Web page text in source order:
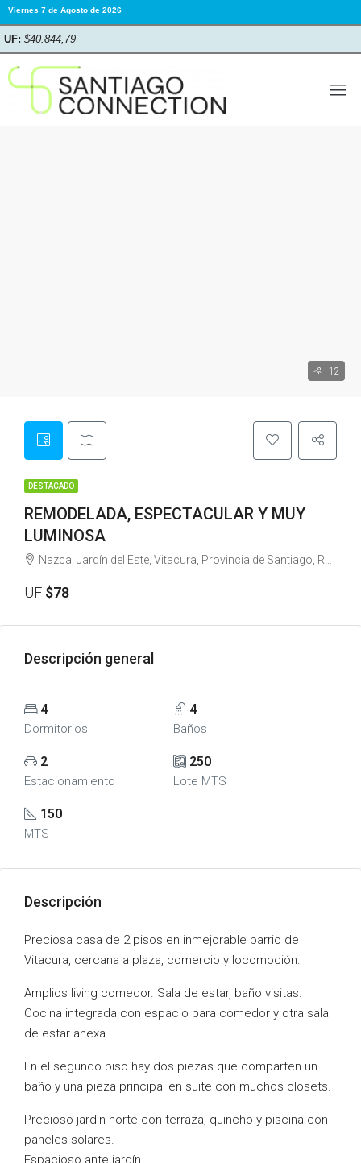
Viernes 7 de Agosto de 2026
UF: $40.844,79
12
DESTACADO
REMODELADA, ESPECTACULAR Y MUY
LUMINOSA
Nazca, Jardín del Este, Vitacura, Provincia de Santiago, Región Metropolitana de Santiago, 7640639, Chile
UF $78
Descripción general
4
Dormitorios
4
Baños
2
Estacionamiento
250
Lote MTS
150
MTS
Descripción
Preciosa casa de 2 pisos en inmejorable barrio de
Vitacura, cercana a plaza, comercio y locomoción.
Amplios living comedor. Sala de estar, baño visitas.
Cocina integrada con espacio para comedor y otra sala
de estar anexa.
En el segundo piso hay dos piezas que comparten un
baño y una pieza principal en suite con muchos closets.
Precioso jardin norte con terraza, quincho y piscina con
paneles solares.
Espacioso ante jardín.